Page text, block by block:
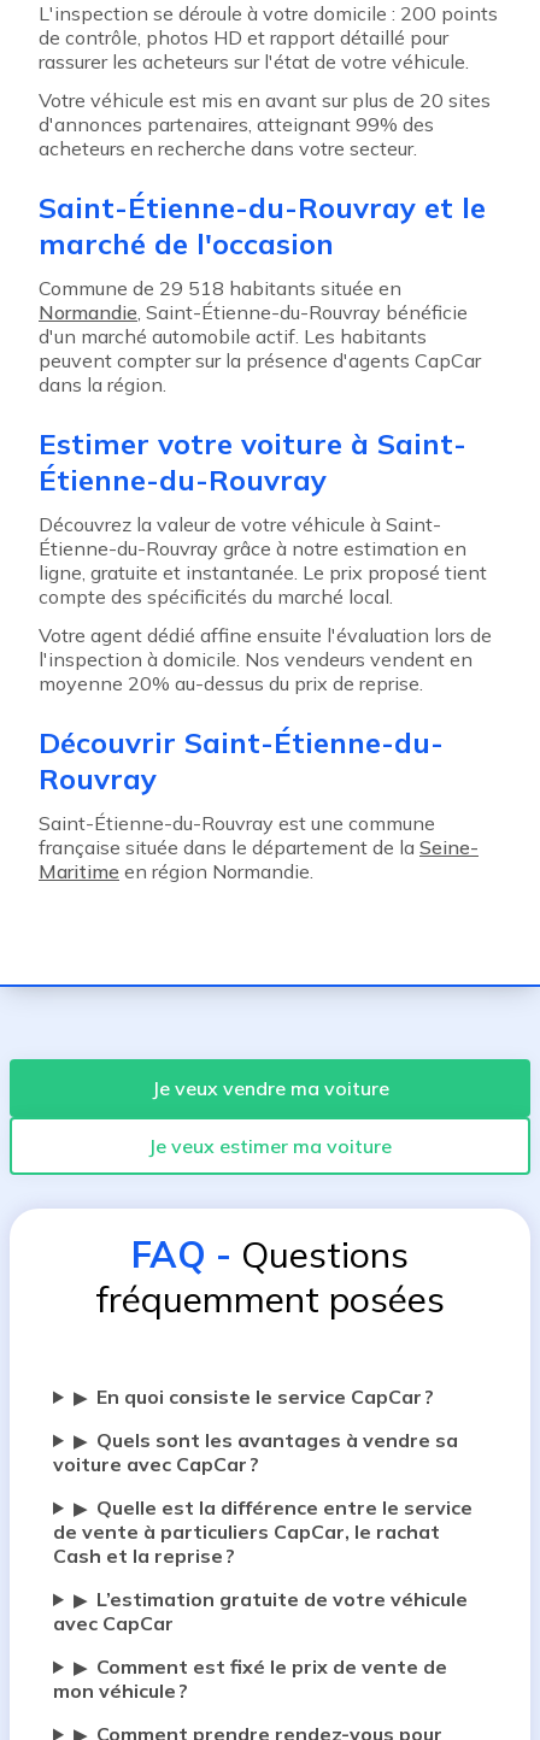
L'inspection se déroule à votre domicile : 200 points
de contrôle, photos HD et rapport détaillé pour
rassurer les acheteurs sur l'état de votre véhicule.
Votre véhicule est mis en avant sur plus de 20 sites
d'annonces partenaires, atteignant 99% des
acheteurs en recherche dans votre secteur.
Saint-Étienne-du-Rouvray et le
marché de l'occasion
Commune de 29 518 habitants située en
Normandie, Saint-Étienne-du-Rouvray bénéficie
d'un marché automobile actif. Les habitants
peuvent compter sur la présence d'agents CapCar
dans la région.
Estimer votre voiture à Saint-
Étienne-du-Rouvray
Découvrez la valeur de votre véhicule à Saint-
Étienne-du-Rouvray grâce à notre estimation en
ligne, gratuite et instantanée. Le prix proposé tient
compte des spécificités du marché local.
Votre agent dédié affine ensuite l'évaluation lors de
l'inspection à domicile. Nos vendeurs vendent en
moyenne 20% au-dessus du prix de reprise.
Découvrir Saint-Étienne-du-
Rouvray
Saint-Étienne-du-Rouvray est une commune
française située dans le département de la Seine-
Maritime en région Normandie.
Je veux vendre ma voiture
Je veux estimer ma voiture
FAQ - Questions
fréquemment posées
▶ En quoi consiste le service CapCar ?
▶ Quels sont les avantages à vendre sa
voiture avec CapCar ?
▶ Quelle est la différence entre le service
de vente à particuliers CapCar, le rachat
Cash et la reprise ?
▶ L’estimation gratuite de votre véhicule
avec CapCar
▶ Comment est fixé le prix de vente de
mon véhicule ?
▶ Comment prendre rendez-vous pour